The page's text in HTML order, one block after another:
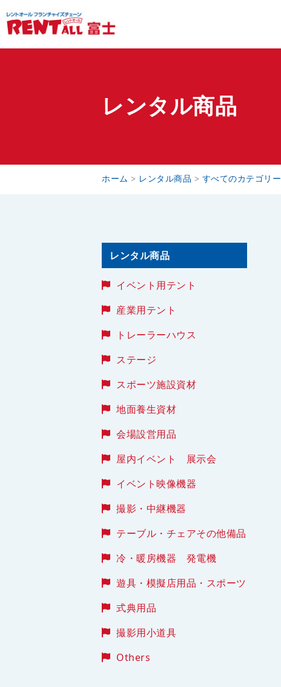
レンタル商品
ホーム > レンタル商品 > すべてのカテゴリー
レンタル商品
イベント用テント
産業用テント
トレーラーハウス
ステージ
スポーツ施設資材
地面養生資材
会場設営用品
屋内イベント 展示会
イベント映像機器
撮影・中継機器
テーブル・チェアその他備品
冷・暖房機器 発電機
遊具・模擬店用品・スポーツ
式典用品
撮影用小道具
Others